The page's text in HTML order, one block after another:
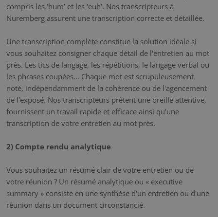
compris les 'hum’ et les ‘euh’. Nos transcripteurs à
Nuremberg assurent une transcription correcte et détaillée.
Une transcription complète constitue la solution idéale si
vous souhaitez consigner chaque détail de l'entretien au mot
près. Les tics de langage, les répétitions, le langage verbal ou
les phrases coupées... Chaque mot est scrupuleusement
noté, indépendamment de la cohérence ou de l'agencement
de l'exposé. Nos transcripteurs prêtent une oreille attentive,
fournissent un travail rapide et efficace ainsi qu'une
transcription de votre entretien au mot près.
2) Compte rendu analytique
Vous souhaitez un résumé clair de votre entretien ou de
votre réunion ? Un résumé analytique ou « executive
summary » consiste en une synthèse d'un entretien ou d'une
réunion dans un document circonstancié.